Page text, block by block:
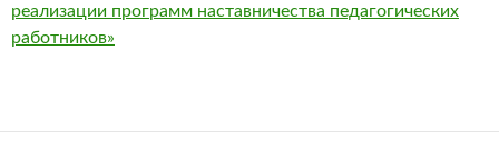
реализации программ наставничества педагогических
работников»